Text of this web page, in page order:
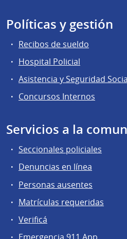
Políticas y gestión
Recibos de sueldo
Hospital Policial
Asistencia y Seguridad
Concursos Internos
Servicios a la
Seccionales policiales
Denuncias en línea
Personas ausentes
Matrículas requeridas
Verificá